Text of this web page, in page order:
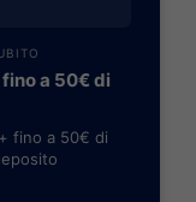
a 50€ di
fino a 50€ di